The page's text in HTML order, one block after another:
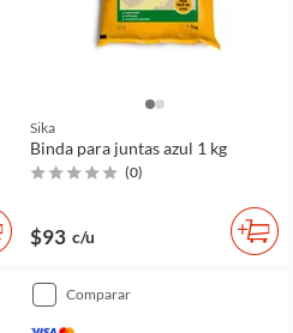
Sika
Binda para juntas azul 1 kg
(0)
$93 c/u
comparar